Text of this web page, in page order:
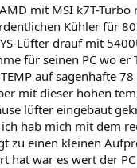
mit MSI k7T-
Kühler für
Lüfter drauf mit
für seinen PC wo er
auf sagenhafte
mit dieser hohen
lüfter eingebaut
hab mich mit dem
zu einen kleinen
hat war es wert der